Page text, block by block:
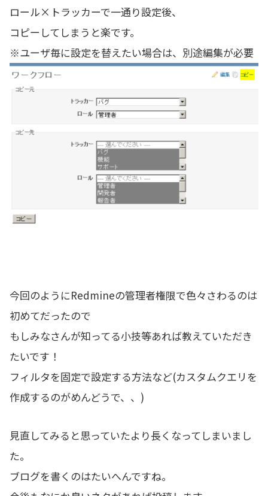
ロール×トラッカーで一通り設定後、
コピーしてしまうと楽です。
※ユーザ毎に設定を替えたい場合は、別途編集が必要
今回のようにRedmineの管理者権限で色々さわるのは
初めてだったので
もしみなさんが知ってる小技等あれば教えていただき
たいです！
フィルタを固定で設定する方法など(カスタムクエリを
作成するのがめんどうで、、)
見直してみると思っていたより長くなってしまいまし
た。
ブログを書くのはたいへんですね。